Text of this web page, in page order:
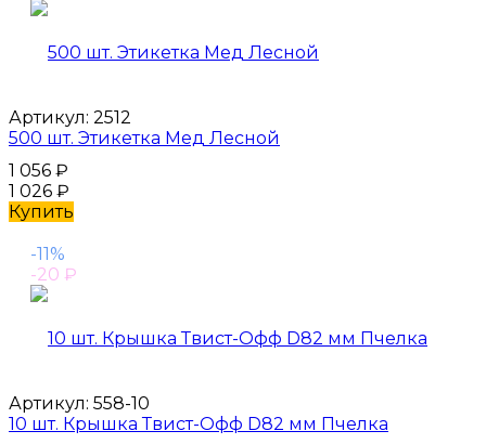
Артикул: 2512
500 шт. Этикетка Мед Лесной
1 056 ₽
1 026 ₽
Купить
-11%
-20 ₽
Артикул: 558-10
10 шт. Крышка Твист-Офф D82 мм Пчелка